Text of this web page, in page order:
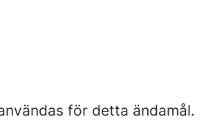
för detta ändamål.